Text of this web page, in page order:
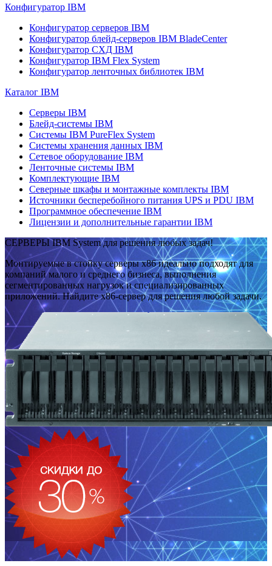
Конфигуратор IBM
Конфигуратор серверов IBM
Конфигуратор блейд-серверов IBM BladeCenter
Конфигуратор СХД IBM
Конфигуратор IBM Flex System
Конфигуратор ленточных библиотек IBM
Каталог IBM
Серверы IBM
Блейд-системы IBM
Системы IBM PureFlex System
Системы хранения данных IBM
Сетевое оборудование IBM
Ленточные системы IBM
Комплектующие IBM
Северные шкафы и монтажные комплекты IBM
Источники бесперебойного питания UPS и PDU IBM
Программное обеспечение IBM
Лицензии и дополнительные гарантии IBM
СЕРВЕРЫ IBM System для решения любых задач!
Монтируемые в стойку серверы x86 идеально подходят для
компаний малого и среднего бизнеса, выполнения
сегментированных нагрузок и специализированных
приложений. Найдите x86-сервер для решения любой задачи.